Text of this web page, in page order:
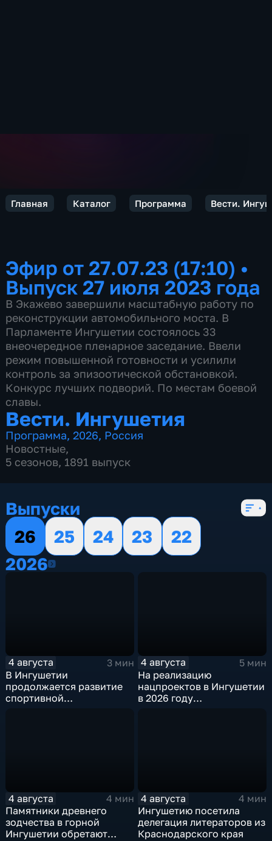
Главная Каталог Программа Вести.
Эфир от 27.07.23 (17:10) •
Выпуск 27 июля 2023 года
В Экажево завершили масштабную работу по
реконструкции автомобильного моста. В
Парламенте Ингушетии состоялось 33
внеочередное пленарное заседание. Ввели
режим повышенной готовности и усилили
контроль за эпизоотической обстановкой.
Конкурс лучших подворий. По местам боевой
славы.
Вести. Ингушетия
Программа,2026, Россия
Новостные,
5 сезонов, 1891 выпуск
Выпуски
26
25 24 23
22
20262026
4 августа
3 мин
В Ингушетии
продолжается развитие
спортивной
4 августа
5 мин
На реализацию
нацпроектов в Ингушетии
в 2026 году
4 августа
4 мин
Памятники древнего
зодчества в горной
Ингушетии обретают
4 августа
4 мин
Ингушетию посетила
делегация литераторов из
Краснодарского края